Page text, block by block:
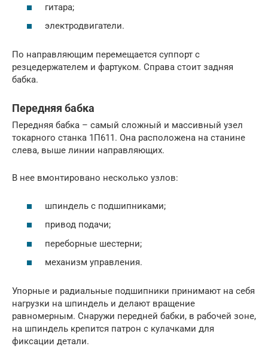
гитара;
электродвигатели.
По направляющим перемещается суппорт с
резцедержателем и фартуком. Справа стоит задняя
бабка.
Передняя бабка
Передняя бабка – самый сложный и массивный узел
токарного станка 1П611. Она расположена на станине
слева, выше линии направляющих.
В нее вмонтировано несколько узлов:
шпиндель с подшипниками;
привод подачи;
переборные шестерни;
механизм управления.
Упорные и радиальные подшипники принимают на себя
нагрузки на шпиндель и делают вращение
равномерным. Снаружи передней бабки, в рабочей зоне,
на шпиндель крепится патрон с кулачками для
фиксации детали.